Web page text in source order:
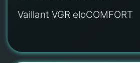
Vaillant VGR eloCOMFORT